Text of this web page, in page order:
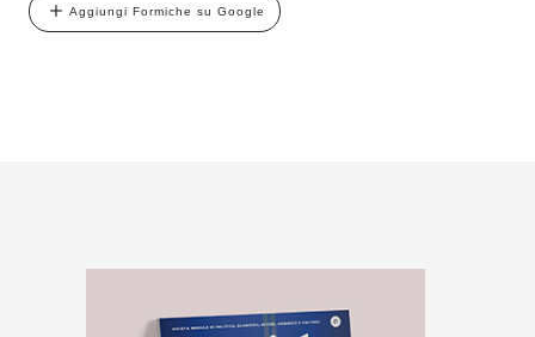
Aggiungi Formiche su Google